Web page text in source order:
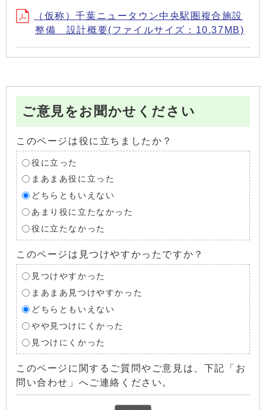
（仮称）千葉ニュータウン中央駅圏複合施設
整備 設計概要(ファイルサイズ：10.37MB)
ご意見をお聞かせください
このページは役に立ちましたか？
役に立った
まあまあ役に立った
どちらともいえない
あまり役に立たなかった
役に立たなかった
このページは見つけやすかったですか？
見つけやすかった
まあまあ見つけやすかった
どちらともいえない
やや見つけにくかった
見つけにくかった
このページに関するご質問やご意見は、下記「お
問い合わせ」へご連絡ください。